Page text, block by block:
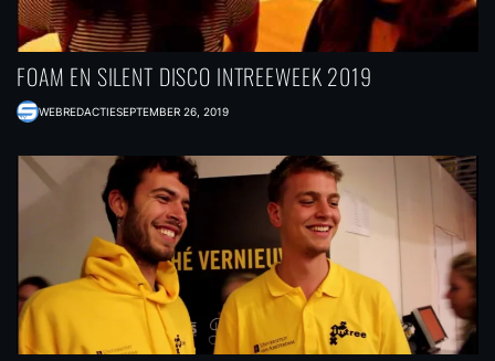
FOAM EN SILENT DISCO INTREEWEEK 2019
WEBREDACTIESEPTEMBER 26, 2019